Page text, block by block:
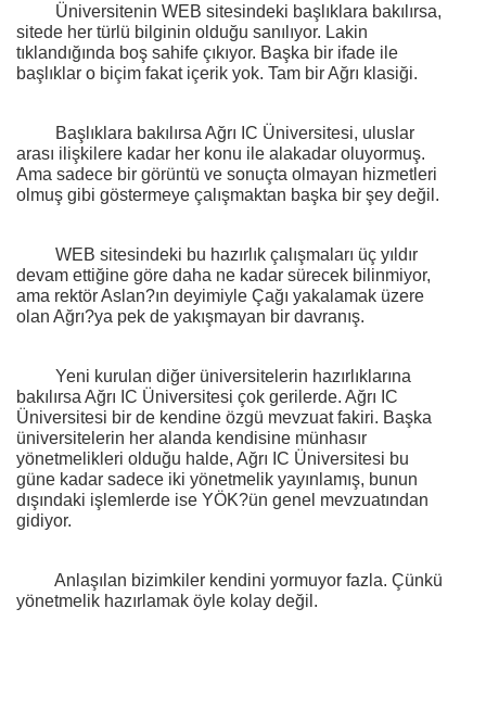
Üniversitenin WEB sitesindeki başlıklara bakılırsa,
sitede her türlü bilginin olduğu sanılıyor. Lakin
tıklandığında boş sahife çıkıyor. Başka bir ifade ile
başlıklar o biçim fakat içerik yok. Tam bir Ağrı klasiği.
Başlıklara bakılırsa Ağrı IC Üniversitesi, uluslar
arası ilişkilere kadar her konu ile alakadar oluyormuş.
Ama sadece bir görüntü ve sonuçta olmayan hizmetleri
olmuş gibi göstermeye çalışmaktan başka bir şey değil.
WEB sitesindeki bu hazırlık çalışmaları üç yıldır
devam ettiğine göre daha ne kadar sürecek bilinmiyor,
ama rektör Aslan?ın deyimiyle Çağı yakalamak üzere
olan Ağrı?ya pek de yakışmayan bir davranış.
Yeni kurulan diğer üniversitelerin hazırlıklarına
bakılırsa Ağrı IC Üniversitesi çok gerilerde. Ağrı IC
Üniversitesi bir de kendine özgü mevzuat fakiri. Başka
üniversitelerin her alanda kendisine münhasır
yönetmelikleri olduğu halde, Ağrı IC Üniversitesi bu
güne kadar sadece iki yönetmelik yayınlamış, bunun
dışındaki işlemlerde ise YÖK?ün genel mevzuatından
gidiyor.
Anlaşılan bizimkiler kendini yormuyor fazla. Çünkü
yönetmelik hazırlamak öyle kolay değil.